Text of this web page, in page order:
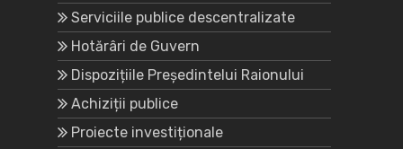
Serviciile publice descentralizate
Hotărâri de Guvern
Dispozițiile Președintelui Raionului
Achiziții publice
Proiecte investiționale